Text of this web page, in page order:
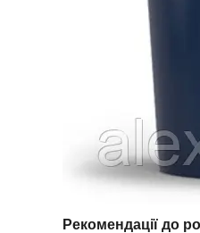
Рекомендації до